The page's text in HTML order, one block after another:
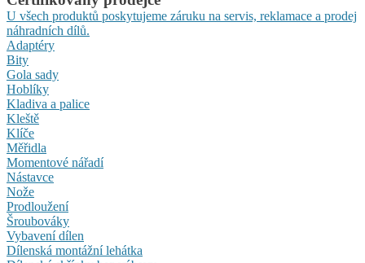
U všech produktů poskytujeme záruku na servis, reklamace a prodej
náhradních dílů.
Adaptéry
Bity
Gola sady
Hoblíky
Kladiva a palice
Kleště
Klíče
Měřidla
Momentové nářadí
Nástavce
Nože
Prodloužení
Šroubováky
Vybavení dílen
Dílenská montážní lehátka